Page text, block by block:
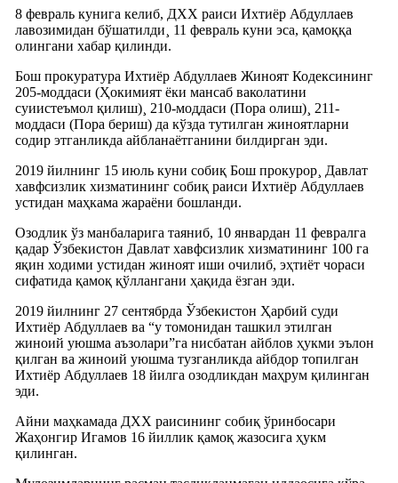
8 февраль кунига келиб, ДХХ раиси Ихтиëр Абдуллаев
лавозимидан бўшатилди¸ 11 февраль куни эса, қамоққа
олингани хабар қилинди.
Бош прокуратура Ихтиëр Абдуллаев Жиноят Кодексининг
205-моддаси (Ҳокимият ёки мансаб ваколатини
суиистеъмол қилиш)¸ 210-моддаси (Пора олиш)¸ 211-
моддаси (Пора бериш) да кўзда тутилган жиноятларни
содир этганликда айбланаëтганини билдирган эди.
2019 йилнинг 15 июль куни собиқ Бош прокурор¸ Давлат
хавфсизлик хизматининг собиқ раиси Ихтиëр Абдуллаев
устидан маҳкама жараëни бошланди.
Озодлик ўз манбаларига таяниб, 10 январдан 11 февралга
қадар Ўзбекистон Давлат хавфсизлик хизматининг 100 га
яқин ходими устидан жиноят иши очилиб, эҳтиëт чораси
сифатида қамоқ қўллангани ҳақида ëзган эди.
2019 йилнинг 27 сентябрда Ўзбекистон Ҳарбий суди
Ихтиёр Абдуллаев ва “у томонидан ташкил этилган
жиноий уюшма аъзолари”га нисбатан айблов ҳукми эълон
қилган ва жиноий уюшма тузганликда айбдор топилган
Ихтиёр Абдуллаев 18 йилга озодликдан маҳрум қилинган
эди.
Айни маҳкамада ДХХ раисининг собиқ ўринбосари
Жаҳонгир Игамов 16 йиллик қамоқ жазосига ҳукм
қилинган.